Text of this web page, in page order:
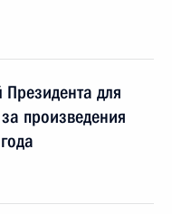
для
произведения